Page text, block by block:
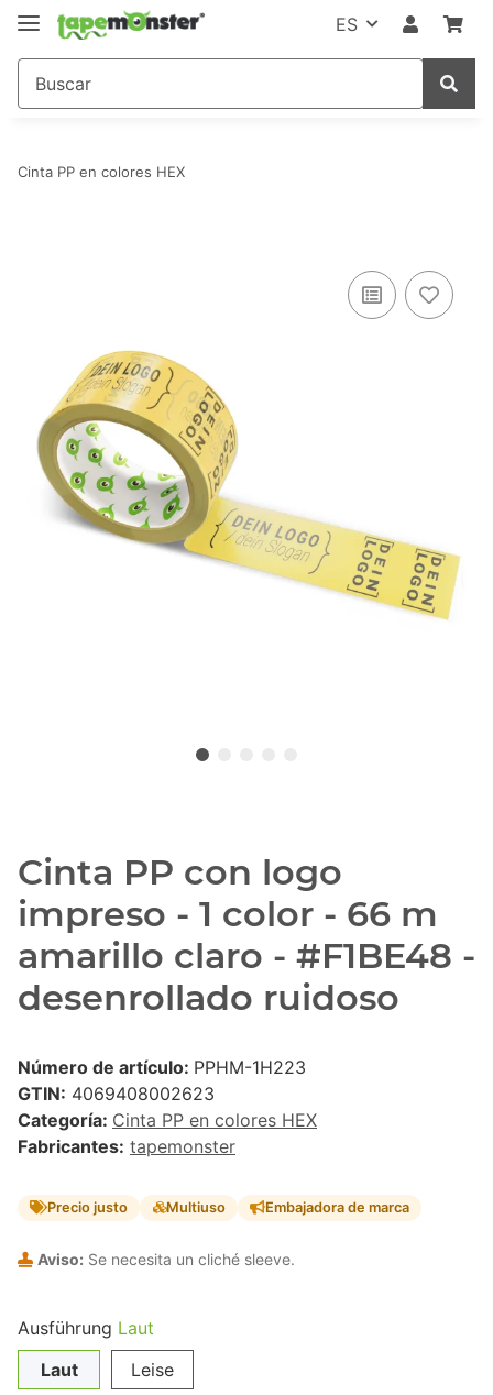
ES
Cinta PP en colores HEX
Cinta PP con logo
impreso - 1 color - 66 m
amarillo claro - #F1BE48 -
desenrollado ruidoso
Número de artículo: PPHM-1H223
GTIN: 4069408002623
Categoría: Cinta PP en colores HEX
Fabricantes: tapemonster
Precio justo Multiuso Embajadora de marca
Aviso: Se necesita un cliché sleeve.
Ausführung Laut
Laut
Leise